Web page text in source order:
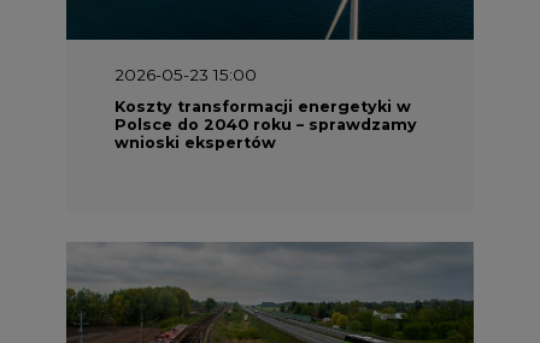
Koszty transformacji energetyki w
Polsce do 2040 roku – sprawdzamy